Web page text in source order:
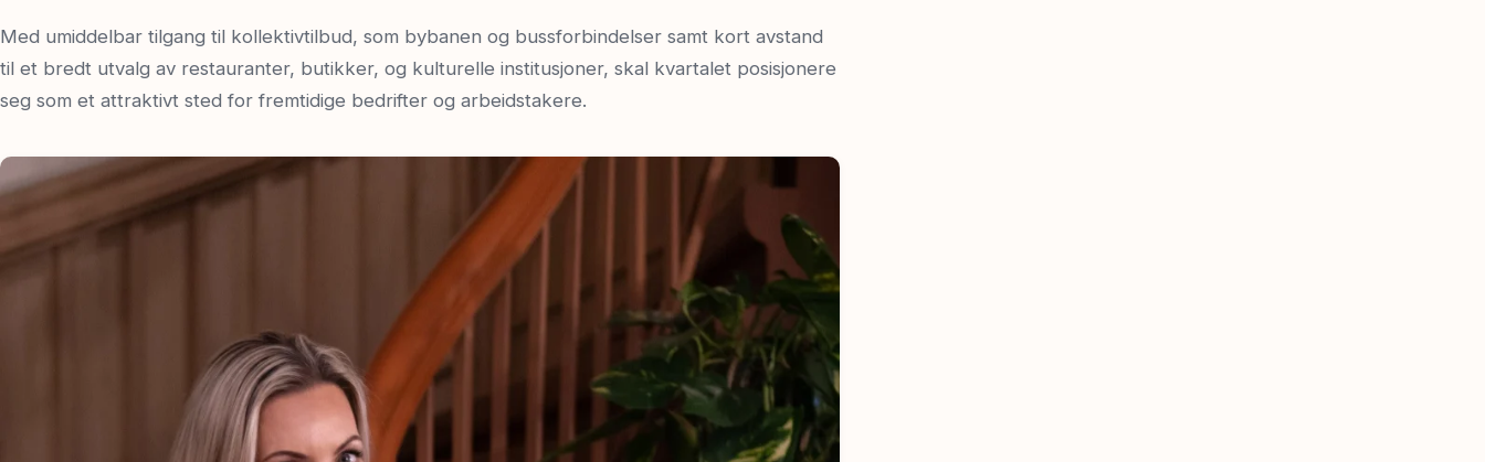
Med umiddelbar tilgang til kollektivtilbud, som bybanen og bussforbindelser samt kort avstand
til et bredt utvalg av restauranter, butikker, og kulturelle institusjoner, skal kvartalet posisjonere
seg som et attraktivt sted for fremtidige bedrifter og arbeidstakere.